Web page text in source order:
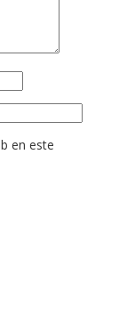
en este